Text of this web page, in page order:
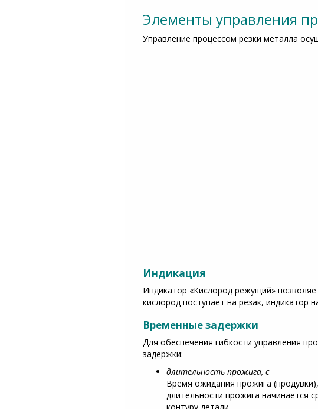
Элементы управления
Управление процессом резки металла
Индикация
Индикатор «Кислород режущий»
кислород поступает на резак, индикатор
Временные задержки
Для обеспечения гибкости управления
задержки:
длительность прожига, с
Время ожидания прожига
длительности прожига начинается